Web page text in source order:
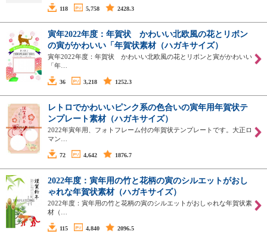
118 5,758 2428.3
寅年2022年度：年賀状 かわいい北欧風の花とリボン
の寅がかわいい「年賀状素材（ハガキサイズ）
寅年2022年度：年賀状 かわいい北欧風の花とリボンと寅がかわいい
「年…
36 3,218 1252.3
レトロでかわいいピンク系の色合いの寅年用年賀状テ
ンプレート素材（ハガキサイズ）
2022年寅年用、フォトフレーム付の年賀状テンプレートです。大正ロ
マン…
72 4,642 1876.7
2022年度：寅年用の竹と花柄の寅のシルエットがおし
ゃれな年賀状素材（ハガキサイズ）
2022年度：寅年用の竹と花柄の寅のシルエットがおしゃれな年賀状素
材（…
115 4,840 2096.5